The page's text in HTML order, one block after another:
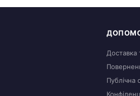
Доставка
Публічна